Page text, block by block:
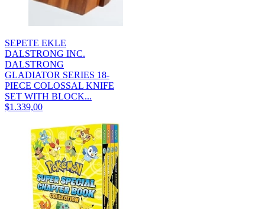
SEPETE EKLE
DALSTRONG INC.
DALSTRONG
GLADIATOR SERIES 18-
PIECE COLOSSAL KNIFE
SET WITH BLOCK...
$1.339,00